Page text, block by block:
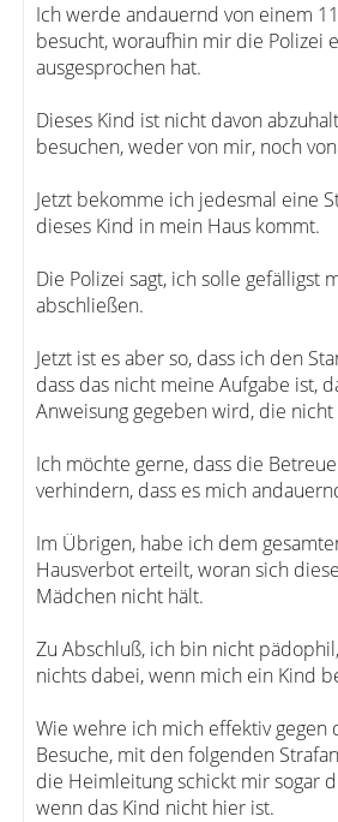
Ich werde andauernd von einem
besucht, woraufhin mir die Polizei
ausgesprochen hat.
Dieses Kind ist nicht davon
besuchen, weder von mir, noch
Jetzt bekomme ich jedesmal eine
dieses Kind in mein Haus kommt.
Die Polizei sagt, ich solle gefälligst
abschließen.
Jetzt ist es aber so, dass ich den
dass das nicht meine Aufgabe ist,
Anweisung gegeben wird, die
Ich möchte gerne, dass die
verhindern, dass es mich
Im Übrigen, habe ich dem
Hausverbot erteilt, woran sich
Mädchen nicht hält.
Zu Abschluß, ich bin nicht
nichts dabei, wenn mich ein Kind
Wie wehre ich mich effektiv gegen
Besuche, mit den folgenden
die Heimleitung schickt mir sogar
wenn das Kind nicht hier ist.